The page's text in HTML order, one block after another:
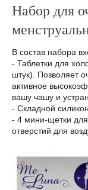
Набор для
В состав набора
- Таблетки для
штук). Позволяет
активное
вашу чашу и
- Складной
- 4 мини-щетки для
отверстий для